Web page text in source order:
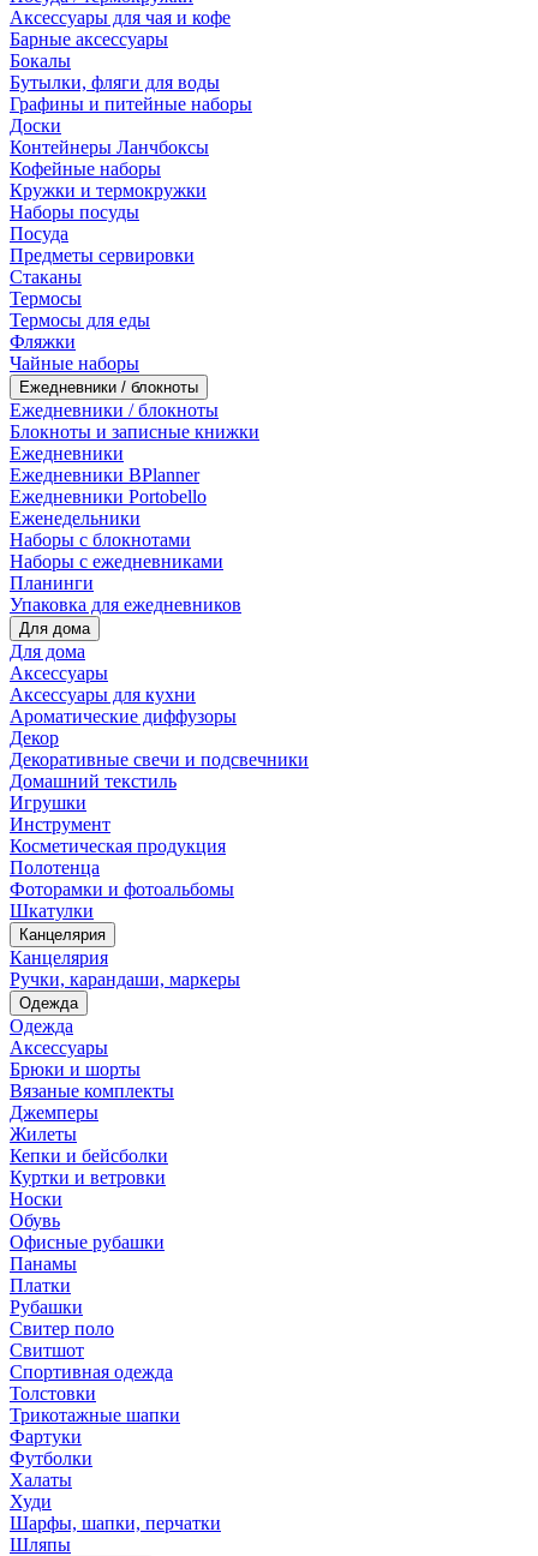
Аксессуары для чая и кофе
Барные аксессуары
Бокалы
Бутылки, фляги для воды
Графины и питейные наборы
Доски
Контейнеры Ланчбоксы
Кофейные наборы
Кружки и термокружки
Наборы посуды
Посуда
Предметы сервировки
Стаканы
Термосы
Термосы для еды
Фляжки
Чайные наборы
Ежедневники / блокноты
Ежедневники / блокноты
Блокноты и записные книжки
Ежедневники
Ежедневники BPlanner
Ежедневники Portobello
Еженедельники
Наборы с блокнотами
Наборы с ежедневниками
Планинги
Упаковка для ежедневников
Для дома
Для дома
Аксессуары
Аксессуары для кухни
Ароматические диффузоры
Декор
Декоративные свечи и подсвечники
Домашний текстиль
Игрушки
Инструмент
Косметическая продукция
Полотенца
Фоторамки и фотоальбомы
Шкатулки
Канцелярия
Канцелярия
Ручки, карандаши, маркеры
Одежда
Одежда
Аксессуары
Брюки и шорты
Вязаные комплекты
Джемперы
Жилеты
Кепки и бейсболки
Куртки и ветровки
Носки
Обувь
Офисные рубашки
Панамы
Платки
Рубашки
Свитер поло
Свитшот
Спортивная одежда
Толстовки
Трикотажные шапки
Фартуки
Футболки
Халаты
Худи
Шарфы, шапки, перчатки
Шляпы